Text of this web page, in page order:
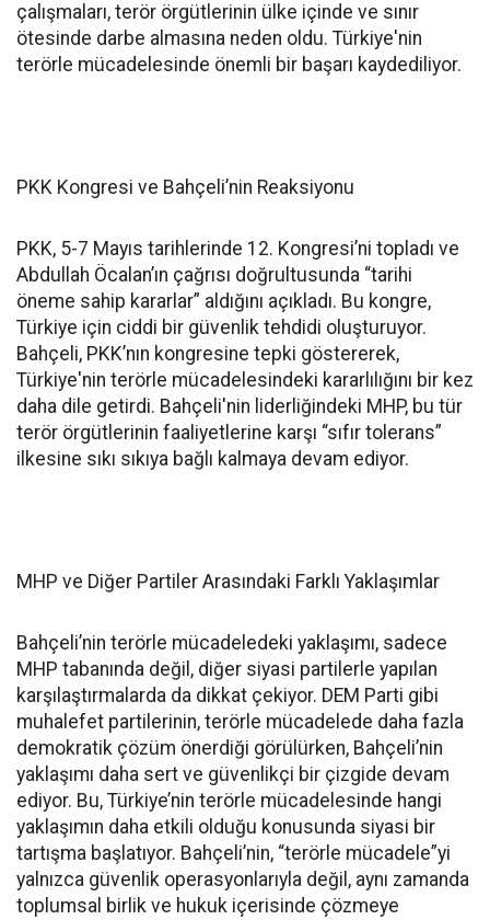
çalışmaları, terör örgütlerinin ülke içinde ve sınır
ötesinde darbe almasına neden oldu. Türkiye'nin
terörle mücadelesinde önemli bir başarı kaydediliyor.
PKK Kongresi ve Bahçeli’nin Reaksiyonu
PKK, 5-7 Mayıs tarihlerinde 12. Kongresi’ni topladı ve
Abdullah Öcalan’ın çağrısı doğrultusunda “tarihi
öneme sahip kararlar” aldığını açıkladı. Bu kongre,
Türkiye için ciddi bir güvenlik tehdidi oluşturuyor.
Bahçeli, PKK’nın kongresine tepki göstererek,
Türkiye'nin terörle mücadelesindeki kararlılığını bir kez
daha dile getirdi. Bahçeli'nin liderliğindeki MHP, bu tür
terör örgütlerinin faaliyetlerine karşı “sıfır tolerans”
ilkesine sıkı sıkıya bağlı kalmaya devam ediyor.
MHP ve Diğer Partiler Arasındaki Farklı Yaklaşımlar
Bahçeli’nin terörle mücadeledeki yaklaşımı, sadece
MHP tabanında değil, diğer siyasi partilerle yapılan
karşılaştırmalarda da dikkat çekiyor. DEM Parti gibi
muhalefet partilerinin, terörle mücadelede daha fazla
demokratik çözüm önerdiği görülürken, Bahçeli’nin
yaklaşımı daha sert ve güvenlikçi bir çizgide devam
ediyor. Bu, Türkiye’nin terörle mücadelesinde hangi
yaklaşımın daha etkili olduğu konusunda siyasi bir
tartışma başlatıyor. Bahçeli’nin, “terörle mücadele”yi
yalnızca güvenlik operasyonlarıyla değil, aynı zamanda
toplumsal birlik ve hukuk içerisinde çözmeye